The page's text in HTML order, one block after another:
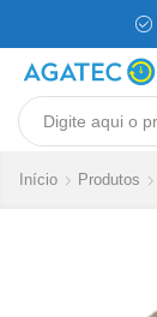
Início Produtos